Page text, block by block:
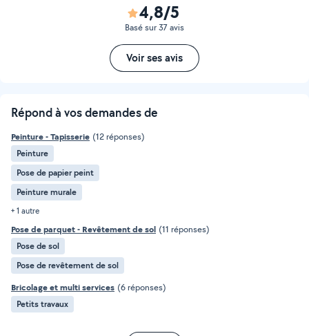
4,8/5
Basé sur 37 avis
Voir ses avis
Répond à vos demandes de
Peinture - Tapisserie (12 réponses)
Peinture
Pose de papier peint
Peinture murale
+ 1 autre
Pose de parquet - Revêtement de sol (11 réponses)
Pose de sol
Pose de revêtement de sol
Bricolage et multi services (6 réponses)
Petits travaux